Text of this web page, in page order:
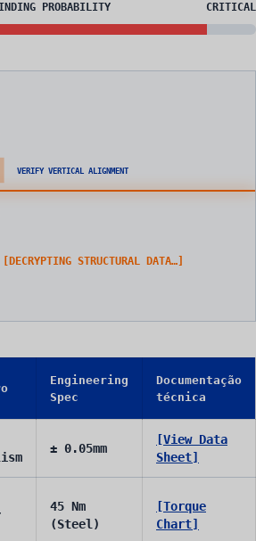
PROBABILITY CRITICAL
VERIFY VERTICAL ALIGNMENT
[DECRYPTING STRUCTURAL DATA…]
Engineering
Spec
Documentação
técnica
± 0.05mm
[View Data
Sheet]
45 Nm
(Steel)
[Torque
Chart]